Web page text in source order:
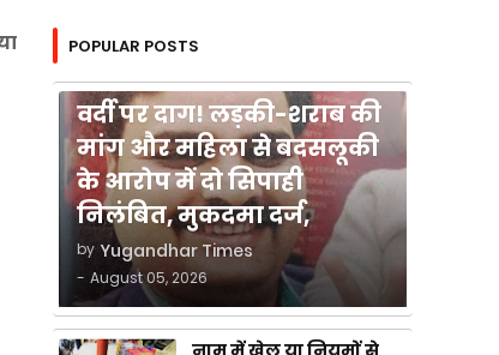
POPULAR POSTS
वर्दी पर दाग! लड़की-शराब की
मांग और महिला से बदसलूकी
के आरोप में दो सिपाही
निलंबित, मुकदमा दर्ज,
by Yugandhar Times
- August 05, 2026
नाम में खेल या नियमों से